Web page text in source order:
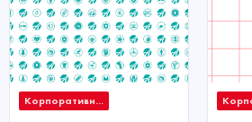
Корпоративн...